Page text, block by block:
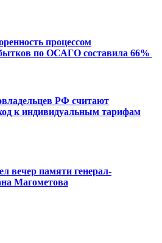
процессом
по ОСАГО составила 66%
РФ считают
к индивидуальным тарифам
вечер памяти генерал-
Магометова